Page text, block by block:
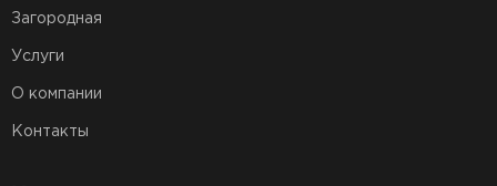
Загородная
Услуги
О компании
Контакты